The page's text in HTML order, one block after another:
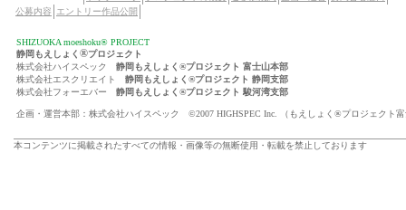
公募内容
エントリー作品公開
SHIZUOKA moeshoku® PROJECT
静岡もえしょく ®プロジェクト
株式会社ハイスペック 静岡もえしょく®プロジェクト 富士山本部
株式会社エスクリエイト 静岡もえしょく®プロジェクト 静岡支部
株式会社フォーエバー 静岡もえしょく®プロジェクト 駿河湾支部
企画・運営本部：株式会社ハイスペック ©2007 HIGHSPEC Inc. （もえしょく®プロジェクト
本コンテンツに掲載されたすべての情報・画像等の無断使用・転載を禁止しております